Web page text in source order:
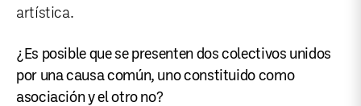
artística.
¿Es posible que se presenten dos colectivos unidos
por una causa común, uno constituido como
asociación y el otro no?